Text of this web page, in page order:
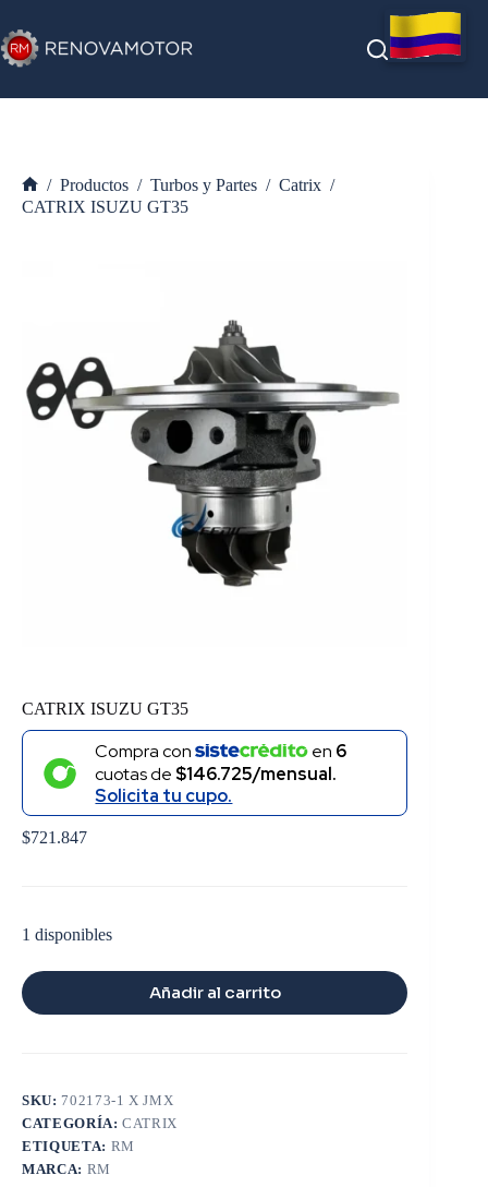
al
contenido
Inicio
/ Productos / Turbos y Partes / Catrix /
CATRIX ISUZU GT35
CATRIX ISUZU GT35
Compra con en 6
cuotas de $146.725/mensual.
Solicita tu cupo.
$721.847
1 disponibles
Añadir al carrito
SKU: 702173-1 X JMX
CATEGORÍA:CATRIX
ETIQUETA: RM
MARCA: RM